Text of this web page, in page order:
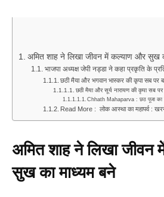
अमित शाह ने लिखा जीवन में कल्याण और सुख
भाजपा अध्यक्ष जेपी नड्डा ने कहा प्रकृति के
छठी मैया और भगवान भास्कर की कृपा सब पर
छठी मैया और सूर्य नारायण की कृपा सब पर
Chhath Mahaparva : छठ पूजा का
Read More : लोक आस्था का महापर्व :
अमित शाह ने लिखा जीवन
सुख का माध्यम बने